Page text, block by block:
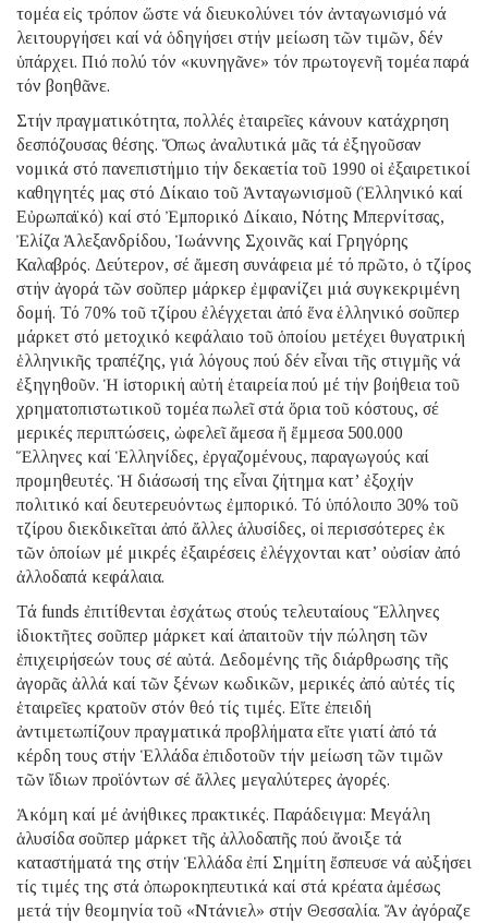
τομέα εἰς τρόπον ὥστε νά διευκολύνει τόν ἀνταγωνισμό νά
λειτουργήσει καί νά ὁδηγήσει στήν μείωση τῶν τιμῶν, δέν
ὑπάρχει. Πιό πολύ τόν «κυνηγᾶνε» τόν πρωτογενῆ τομέα παρά
τόν βοηθᾶνε.
Στήν πραγματικότητα, πολλές ἑταιρεῖες κάνουν κατάχρηση
δεσπόζουσας θέσης. Ὅπως ἀναλυτικά μᾶς τά ἐξηγοῦσαν
νομικά στό πανεπιστήμιο τήν δεκαετία τοῦ 1990 οἱ ἐξαιρετικοί
καθηγητές μας στό Δίκαιο τοῦ Ἀνταγωνισμοῦ (Ἑλληνικό καί
Εὐρωπαϊκό) καί στό Ἐμπορικό Δίκαιο, Νότης Μπερνίτσας,
Ἐλίζα Ἀλεξανδρίδου, Ἰωάννης Σχοινᾶς καί Γρηγόρης
Καλαβρός. Δεύτερον, σέ ἄμεση συνάφεια μέ τό πρῶτο, ὁ τζίρος
στήν ἀγορά τῶν σοῦπερ μάρκερ ἐμφανίζει μιά συγκεκριμένη
δομή. Τό 70% τοῦ τζίρου ἐλέγχεται ἀπό ἕνα ἑλληνικό σοῦπερ
μάρκετ στό μετοχικό κεφάλαιο τοῦ ὁποίου μετέχει θυγατρική
ἑλληνικῆς τραπέζης, γιά λόγους πού δέν εἶναι τῆς στιγμῆς νά
ἐξηγηθοῦν. Ἡ ἱστορική αὐτή ἑταιρεία πού μέ τήν βοήθεια τοῦ
χρηματοπιστωτικοῦ τομέα πωλεῖ στά ὅρια τοῦ κόστους, σέ
μερικές περιπτώσεις, ὠφελεῖ ἄμεσα ἤ ἔμμεσα 500.000
Ἕλληνες καί Ἑλληνίδες, ἐργαζομένους, παραγωγούς καί
προμηθευτές. Ἡ διάσωσή της εἶναι ζήτημα κατ’ ἐξοχήν
πολιτικό καί δευτερευόντως ἐμπορικό. Τό ὑπόλοιπο 30% τοῦ
τζίρου διεκδικεῖται ἀπό ἄλλες ἁλυσίδες, οἱ περισσότερες ἐκ
τῶν ὁποίων μέ μικρές ἐξαιρέσεις ἐλέγχονται κατ’ οὐσίαν ἀπό
ἀλλοδαπά κεφάλαια.
Τά funds ἐπιτίθενται ἐσχάτως στούς τελευταίους Ἕλληνες
ἰδιοκτῆτες σοῦπερ μάρκετ καί ἀπαιτοῦν τήν πώληση τῶν
ἐπιχειρήσεών τους σέ αὐτά. Δεδομένης τῆς διάρθρωσης τῆς
ἀγορᾶς ἀλλά καί τῶν ξένων κωδικῶν, μερικές ἀπό αὐτές τίς
ἑταιρεῖες κρατοῦν στόν θεό τίς τιμές. Εἴτε ἐπειδή
ἀντιμετωπίζουν πραγματικά προβλήματα εἴτε γιατί ἀπό τά
κέρδη τους στήν Ἑλλάδα ἐπιδοτοῦν τήν μείωση τῶν τιμῶν
τῶν ἴδιων προϊόντων σέ ἄλλες μεγαλύτερες ἀγορές.
Ἀκόμη καί μέ ἀνήθικες πρακτικές. Παράδειγμα: Μεγάλη
ἁλυσίδα σοῦπερ μάρκετ τῆς ἀλλοδαπῆς πού ἄνοιξε τά
καταστήματά της στήν Ἑλλάδα ἐπί Σημίτη ἔσπευσε νά αὐξήσει
τίς τιμές της στά ὀπωροκηπευτικά καί στά κρέατα ἀμέσως
μετά τήν θεομηνία τοῦ «Ντάνιελ» στήν Θεσσαλία. Ἄν ἀγόραζε